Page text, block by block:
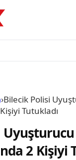
›Bilecik Polisi
Tutukladı
Uyuşturucu
2 Kişiyi